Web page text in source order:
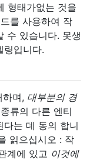
형태가없는 것을
를 사용하여 작
수 있습니다. 못생
링입니다.
며, 대부분의 경
류의 다른 엔티
다는 데 동의 합니
읽으십시오 : 작
계에 있고 이것에